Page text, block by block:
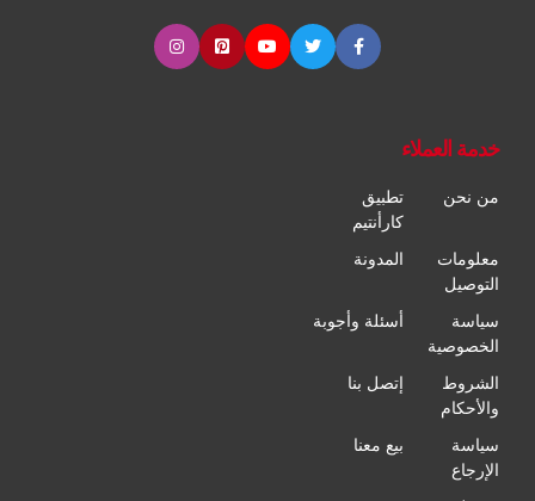
خدمة العملاء
من نحن
تطبيق
كارأنتيم
معلومات
التوصيل
المدونة
سياسة
الخصوصية
أسئلة وأجوبة
الشروط
والأحكام
إتصل بنا
سياسة
الإرجاع
بيع معنا